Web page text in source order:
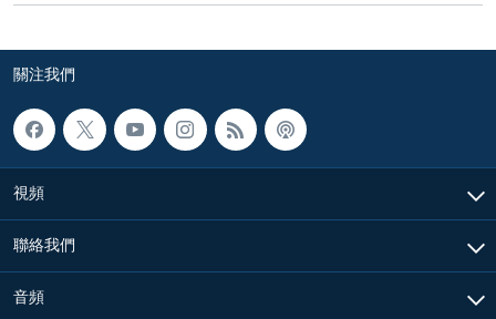
關注我們
視頻
聯絡我們
音頻